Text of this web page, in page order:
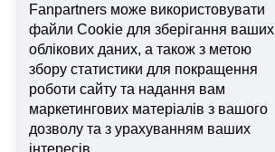
Fanpartners може використовувати
файли Cookie для зберігання ваших
облікових даних, а також з метою
збору статистики для покращення
роботи сайту та надання вам
маркетингових матеріалів з вашого
дозволу та з урахуванням ваших
інтересів.